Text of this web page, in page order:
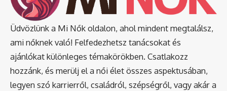
Üdvözlünk a Mi Nők oldalon, ahol mindent megtalálsz,
ami nőknek való! Felfedezhetsz tanácsokat és
ajánlókat különleges témakörökben. Csatlakozz
hozzánk, és merülj el a női élet összes aspektusában,
legyen szó karrierről, családról, szépségről, vagy akár a